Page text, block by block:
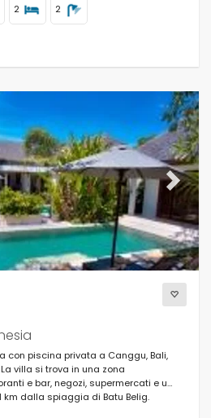
2 2
Next
con piscina privata a Canggu, Bali,
villa si trova in una zona
e bar, negozi, supermercati e un
km dalla spiaggia di Batu Belig.